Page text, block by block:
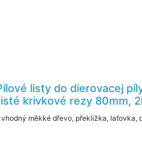
listy do dierovacej
krivkové rezy 80mm,
měkké dřevo, překližka, laťovka,